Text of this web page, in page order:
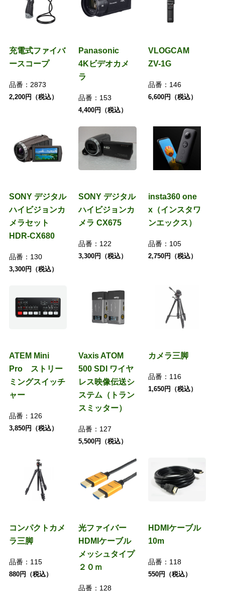
充電式ファイバ
ースコープ
品番： 2873
2,200円（税込）
Panasonic
4Kビデオカメ
ラ
品番： 153
4,400円（税込）
VLOGCAM
ZV-1G
品番： 146
6,600円（税込）
SONY デジタル
ハイビジョンカ
メラセット
HDR-CX680
品番： 130
3,300円（税込）
SONY デジタル
ハイビジョンカ
メラ CX675
品番： 122
3,300円（税込）
insta360 one
x（インスタワ
ンエックス）
品番： 105
2,750円（税込）
ATEM Mini
Pro ストリー
ミングスイッチ
ャー
品番： 126
3,850円（税込）
Vaxis ATOM
500 SDI ワイヤ
レス映像伝送シ
ステム（トラン
スミッター）
品番： 127
5,500円（税込）
カメラ三脚
品番： 116
1,650円（税込）
コンパクトカメ
ラ三脚
品番： 115
880円（税込）
光ファイバー
HDMIケーブル
メッシュタイプ
２０ｍ
品番： 128
HDMIケーブル
10m
品番： 118
550円（税込）